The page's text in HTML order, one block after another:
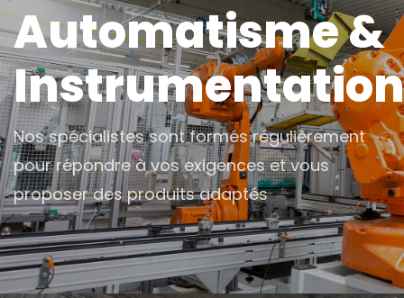
Automatisme &
Instrumentation
Nos spécialistes sont formés régulièrement
pour répondre à vos exigences et vous
proposer des produits adaptés